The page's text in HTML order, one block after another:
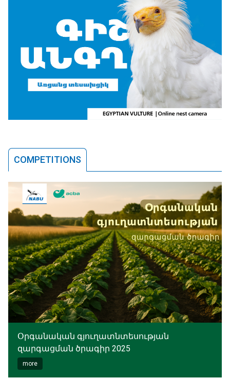
COMPETITIONS
Օրգանական գյուղատնտեսության
զարգացման ծրագիր 2025
more